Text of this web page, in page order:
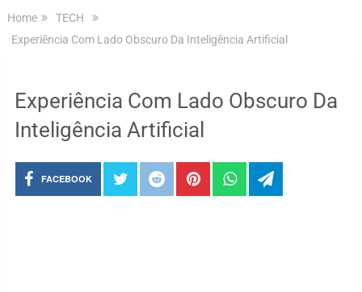
Home
TECH
Experiência Com Lado Obscuro Da Inteligência Artificial
Experiência Com Lado Obscuro Da
Inteligência Artificial
FACEBOOK